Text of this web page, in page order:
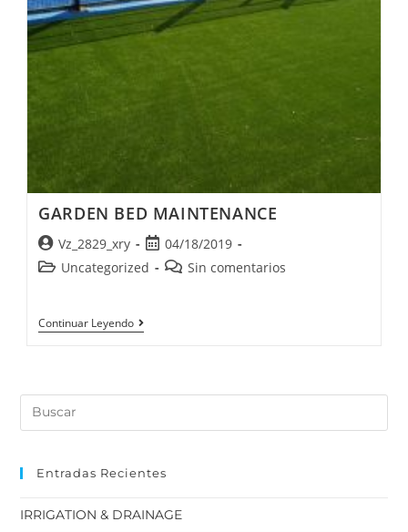
GARDEN BED MAINTENANCE
Vz_2829_xry
04/18/2019
Uncategorized
Sin comentarios
Continuar Leyendo
Entradas Recientes
IRRIGATION & DRAINAGE